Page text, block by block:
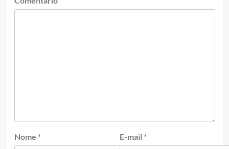
Nome * E-mail *